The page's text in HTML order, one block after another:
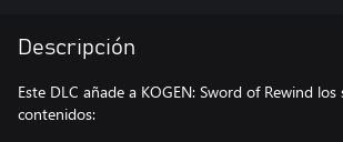
Descripción
Este DLC añade a KOGEN: Sword of Rewind
contenidos: